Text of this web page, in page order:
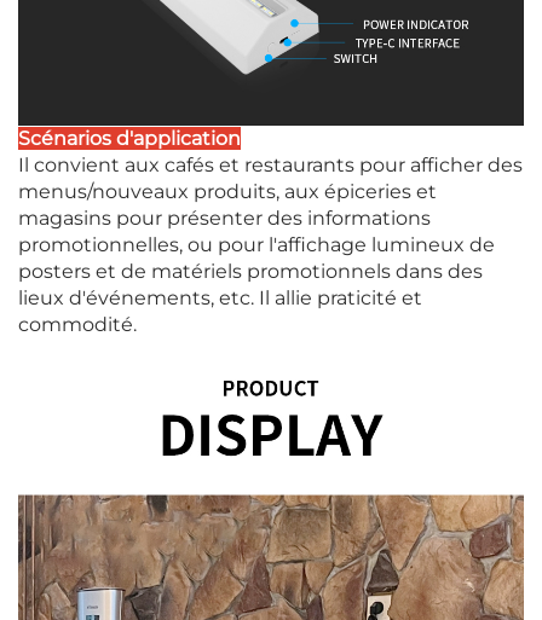
Scénarios d'application
Il convient aux cafés et restaurants pour afficher des
menus/nouveaux produits, aux épiceries et
magasins pour présenter des informations
promotionnelles, ou pour l'affichage lumineux de
posters et de matériels promotionnels dans des
lieux d'événements, etc. Il allie praticité et
commodité.